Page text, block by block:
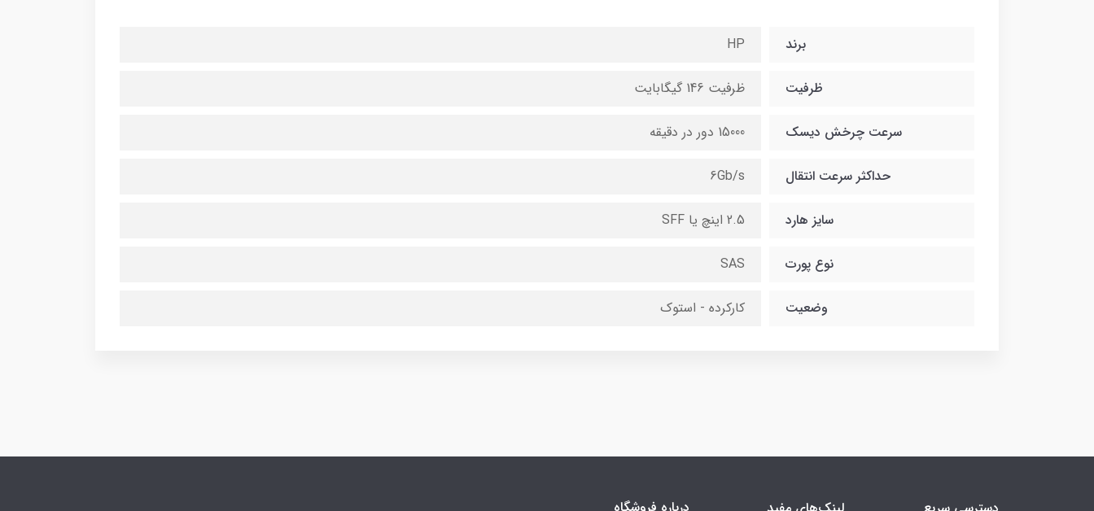
برند HP
ظرفیت ظرفیت 146 گیگابایت
سرعت چرخش دیسک 15000 دور در دقیقه
حداکثر سرعت انتقال 6Gb/s
سایز هارد 2.5 اینچ یا SFF
نوع پورت SAS
وضعیت کارکرده - استوک